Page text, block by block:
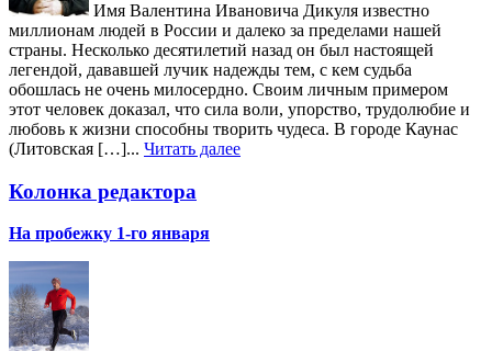
Имя Валентина Ивановича Дикуля известно
миллионам людей в России и далеко за пределами нашей
страны. Несколько десятилетий назад он был настоящей
легендой, дававшей лучик надежды тем, с кем судьба
обошлась не очень милосердно. Своим личным примером
этот человек доказал, что сила воли, упорство, трудолюбие и
любовь к жизни способны творить чудеса. В городе Каунас
(Литовская […]... Читать далее
Колонка редактора
На пробежку 1-го января